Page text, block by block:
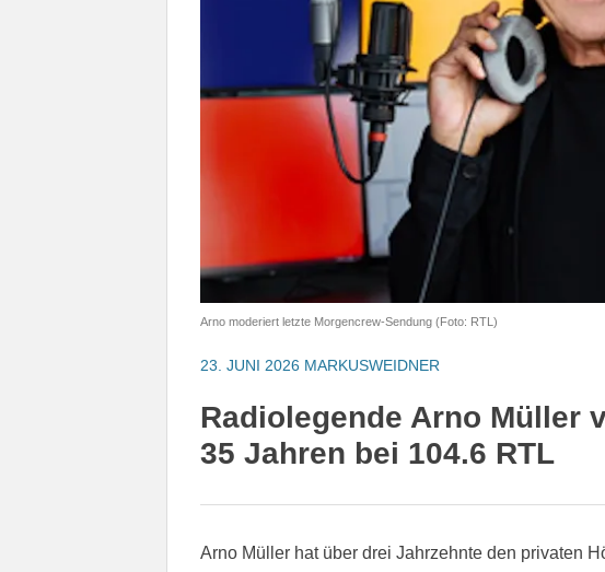
Arno moderiert letzte Morgencrew-Sendung (Foto: RTL)
23. JUNI 2026 MARKUSWEIDNER
Radiolegende Arno Müller
35 Jahren bei 104.6 RTL
Arno Müller hat über drei Jahrzehnte den privaten